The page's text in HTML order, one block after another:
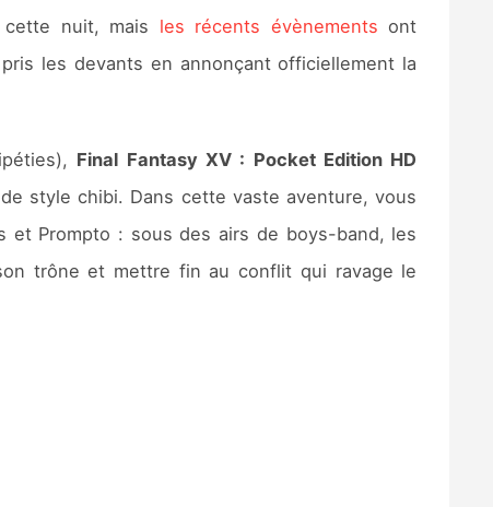
nuit, mais les récents évènements ont
les devants en annonçant officiellement la
Final Fantasy XV : Pocket Edition HD
style chibi. Dans cette vaste aventure, vous
et Prompto : sous des airs de boys-band, les
trône et mettre fin au conflit qui ravage le